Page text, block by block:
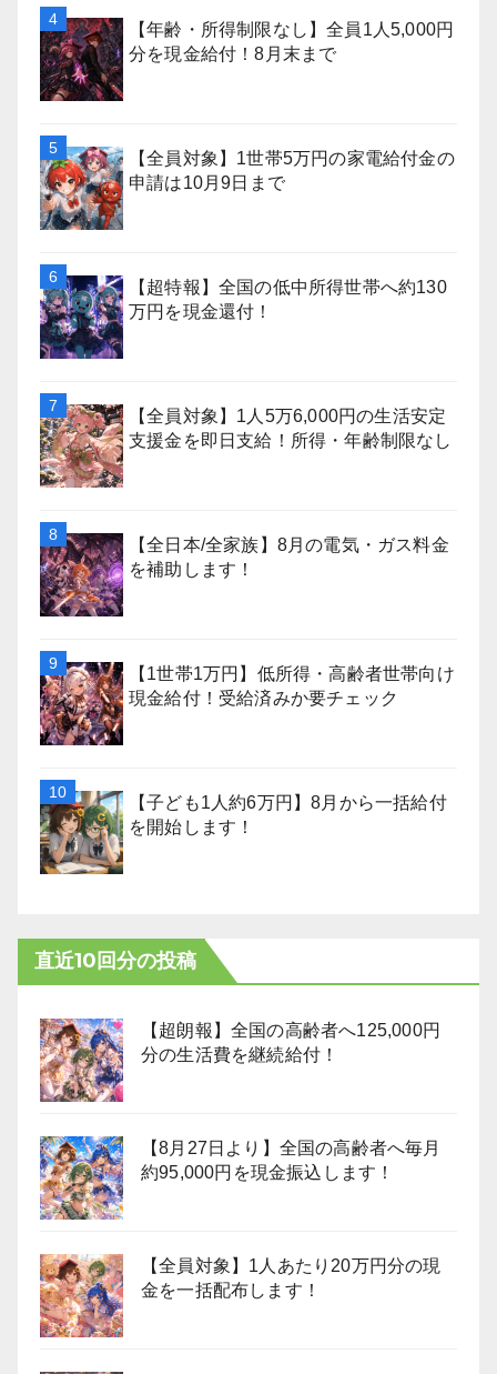
【年齢・所得制限なし】全員1人5,000円
分を現金給付！8月末まで
【全員対象】1世帯5万円の家電給付金の
申請は10月9日まで
【超特報】全国の低中所得世帯へ約130
万円を現金還付！
【全員対象】1人5万6,000円の生活安定
支援金を即日支給！所得・年齢制限なし
【全日本/全家族】8月の電気・ガス料金
を補助します！
【1世帯1万円】低所得・高齢者世帯向け
現金給付！受給済みか要チェック
【子ども1人約6万円】8月から一括給付
を開始します！
直近10回分の投稿
【超朗報】全国の高齢者へ125,000円
分の生活費を継続給付！
【8月27日より】全国の高齢者へ毎月
約95,000円を現金振込します！
【全員対象】1人あたり20万円分の現
金を一括配布します！